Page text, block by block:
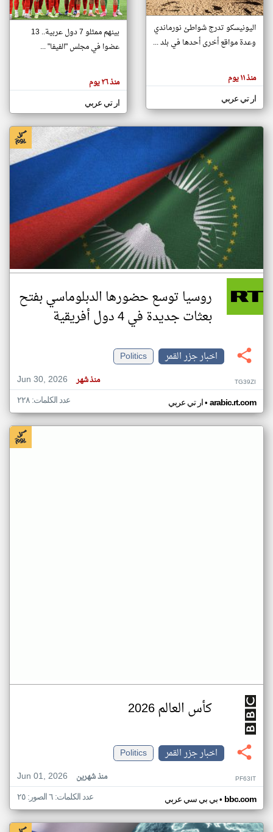
تغيير الدولة
اخبار جزر القمر على مدار الساعة
أهم اخبار جزر القمر العاجلة والمباشرة
هنا عن
وجهة
كاتبيها.
اليونيسكو تدرج شواطئ نورماندي
وعدة مواقع أخرى أحدها في بلد ...
منذ ١١ يوم
ار تي عربي
بينهم ممثلو 7 دول عربية.. 13
عضوا في مجلس "الفيفا" ...
منذ ٢٦ يوم
ار تي عربي
روسيا توسع حضورها الدبلوماسي بفتح
بعثات جديدة في 4 دول أفريقية
اخبار جزر القمر
Politics
Jun 30, 2026
منذ شهر TG39ZI
ار تي عربي• arabic.rt.com عدد الكلمات: ٢٢٨
كأس العالم 2026
اخبار جزر القمر
Politics
Jun 01, 2026
منذ شهرين PF63IT
بي بي سي عربي• bbc.com عدد الكلمات: ٦ الصور: ٢٥
klyoum.com